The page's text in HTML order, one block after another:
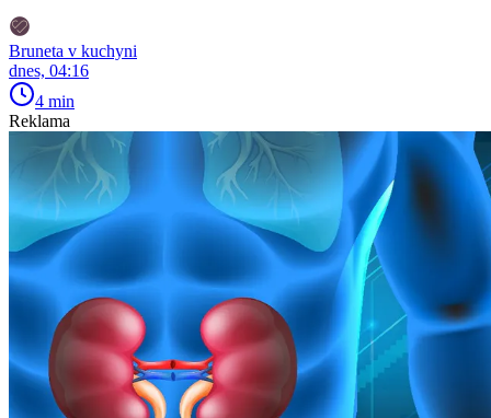
Bruneta v kuchyni
dnes, 04:16
4 min
Reklama